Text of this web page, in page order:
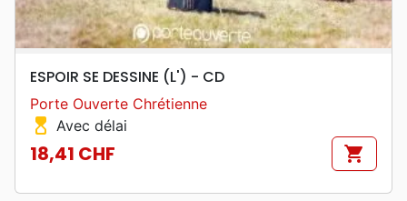
ESPOIR SE DESSINE (L') - CD
Porte Ouverte Chrétienne
hourglass_top Avec délai
Prix
18,41 CHF shopping_cart